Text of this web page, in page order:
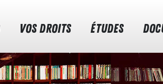
VOS DROITS ÉTUDES